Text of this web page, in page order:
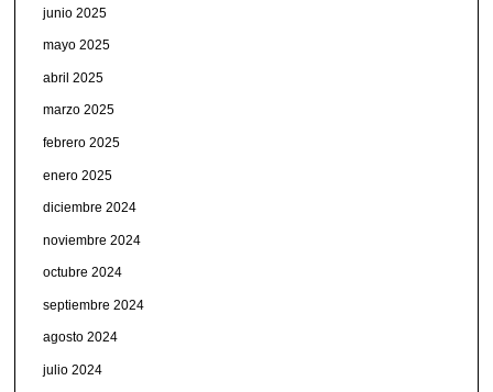
junio 2025
mayo 2025
abril 2025
marzo 2025
febrero 2025
enero 2025
diciembre 2024
noviembre 2024
octubre 2024
septiembre 2024
agosto 2024
julio 2024